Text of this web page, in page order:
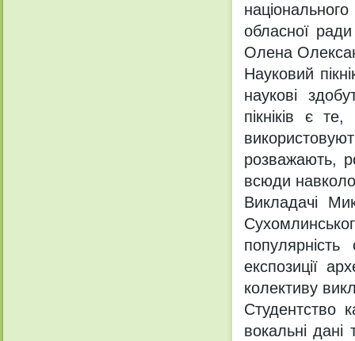
обласної
Олена
Науковий
наукові
пікніків є
розважають,
всюди
Викладачі
експозиції
колективу
Студентство
вокальні